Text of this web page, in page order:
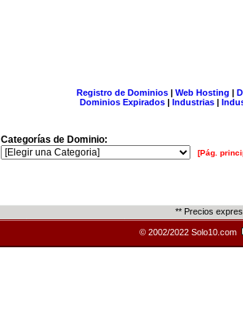
Registro de Dominios| Web Hosting |
Dominios Expirados | Industrias |
Categorías de Dominio:
[Pág.
** Precios
© 2002/2022 Solo10.com